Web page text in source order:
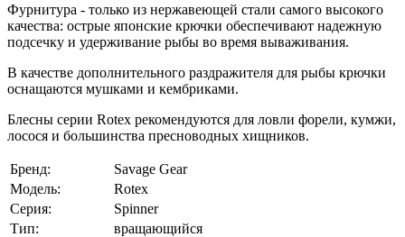
Фурнитура - только из нержавеющей стали самого высокого
качества: острые японские крючки обеспечивают надежную
подсечку и удерживание рыбы во время вываживания.
В качестве дополнительного раздражителя для рыбы крючки
оснащаются мушками и кембриками.
Блесны серии Rotex рекомендуются для ловли форели, кумжи,
лосося и большинства пресноводных хищников.
Бренд:
Savage Gear
Модель:
Rotex
Серия:
Spinner
Тип:
вращающийся